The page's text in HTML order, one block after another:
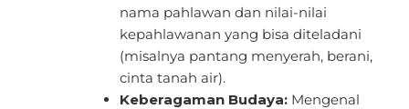
nama pahlawan dan nilai-nilai
kepahlawanan yang bisa diteladani
(misalnya pantang menyerah, berani,
cinta tanah air).
Keberagaman Budaya:Mengenal